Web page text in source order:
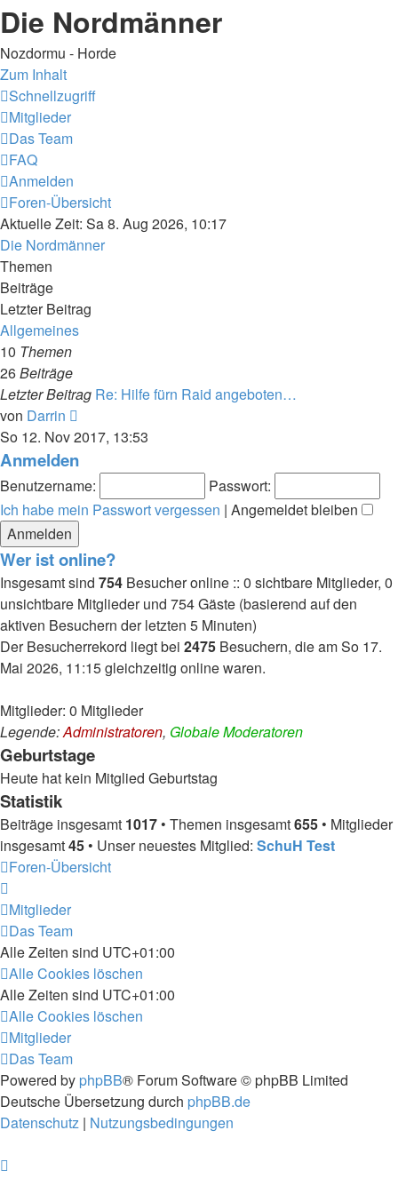
Die Nordmänner
Nozdormu - Horde
Zum Inhalt
Schnellzugriff
Mitglieder
Das Team
FAQ
Anmelden
Foren-Übersicht
Aktuelle Zeit: Sa 8. Aug 2026, 10:17
Die Nordmänner
Themen
Beiträge
Letzter Beitrag
Allgemeines
10 Themen
26Beiträge
Letzter Beitrag Re: Hilfe fürn Raid angeboten…
von Darrin
Beitrag
So 12. Nov 2017, 13:53
Anmelden
Benutzername:
Passwort:
Ich habe mein Passwort vergessen | Angemeldet bleiben
Wer ist online?
Insgesamt sind 754 Besucher online :: 0 sichtbare Mitglieder, 0
unsichtbare Mitglieder und 754 Gäste (basierend auf den
aktiven Besuchern der letzten 5 Minuten)
Der Besucherrekord liegt bei 2475 Besuchern, die am So 17.
Mai 2026, 11:15 gleichzeitig online waren.
Mitglieder: 0 Mitglieder
Legende:Administratoren, Globale Moderatoren
Geburtstage
Heute hat kein Mitglied Geburtstag
Statistik
Beiträge insgesamt 1017 • Themen insgesamt655 • Mitglieder
insgesamt45 • Unser neuestes Mitglied: SchuH Test
Foren-Übersicht
Mitglieder
Das Team
Alle Zeiten sind UTC+01:00
Alle Cookies löschen
Alle Zeiten sind UTC+01:00
Alle Cookies löschen
Mitglieder
Das Team
Powered by phpBB® Forum Software © phpBB Limited
Deutsche Übersetzung durch phpBB.de
Datenschutz | Nutzungsbedingungen